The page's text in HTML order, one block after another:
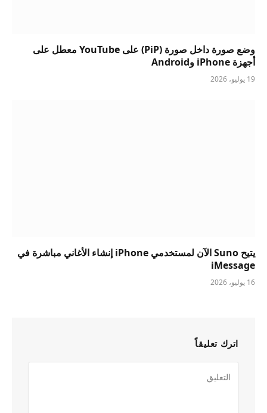
وضع صورة داخل صورة (PiP) على YouTube معطل على
أجهزة iPhone وAndroid
19 يوليو، 2026
يتيح Suno الآن لمستخدمي iPhone إنشاء الأغاني مباشرة في
iMessage
16 يوليو، 2026
اترك تعليقاً